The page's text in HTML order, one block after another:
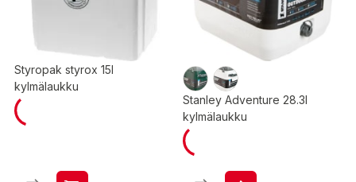
Styropak styrox 15l
kylmälaukku
Stanley Adventure 28.3l
kylmälaukku